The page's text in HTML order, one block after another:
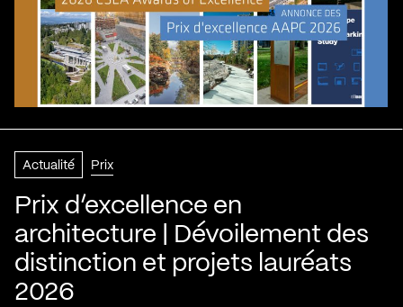
Actualité Prix
Prix d’excellence en
architecture | Dévoilement des
distinction et projets lauréats
2026